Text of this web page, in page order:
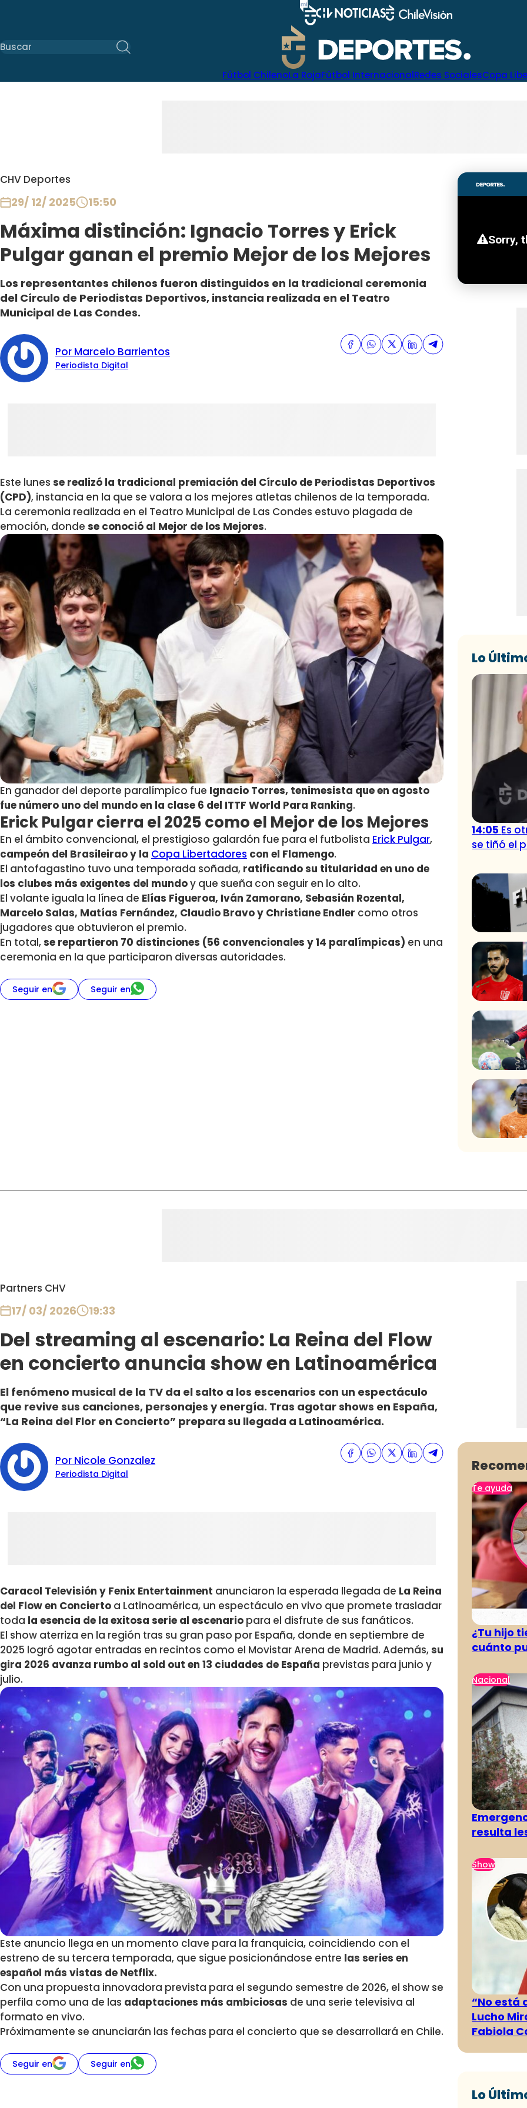
Fútbol ChilenoLa RojaFútbol InternacionalRedes SocialesCopa
CHV Deportes
29/ 12/ 2025 15:50
Máxima distinción: Ignacio Torres y Erick
Pulgar ganan el premio Mejor de los Mejores
Los representantes chilenos fueron distinguidos en la tradicional ceremonia
del Círculo de Periodistas Deportivos, instancia realizada en el Teatro
Municipal de Las Condes.
Por Marcelo Barrientos
Periodista Digital
Este lunes se realizó la tradicional premiación del Círculo de Periodistas Deportivos
(CPD), instancia en la que se valora a los mejores atletas chilenos de la temporada.
La ceremonia realizada en el Teatro Municipal de Las Condes estuvo plagada de
emoción, donde se conoció al Mejor de los Mejores.
En ganador del deporte paralímpico fue Ignacio Torres, tenimesista que en agosto
fue número uno del mundo en la clase 6 del ITTF World Para Ranking.
Erick Pulgar cierra el 2025 como el Mejor de los Mejores
En el ámbito convencional, el prestigioso galardón fue para el futbolista Erick Pulgar,
campeón del Brasileirao y la Copa Libertadores con el Flamengo.
El antofagastino tuvo una temporada soñada, ratificando su titularidad en uno de
los clubes más exigentes del mundoy que sueña con seguir en lo alto.
El volante iguala la línea de Elías Figueroa, Iván Zamorano, Sebasián Rozental,
Marcelo Salas, Matías Fernández, Claudio Bravo y Christiane Endler como otros
jugadores que obtuvieron el premio.
En total,se repartieron 70 distinciones (56 convencionales y 14 paralímpicas) en una
ceremonia en la que participaron diversas autoridades.
Seguir en Seguir en
Lo
14:05 Es
se tiñó el
Partners CHV
17/ 03/ 2026 19:33
Del streaming al escenario: La Reina del Flow
en concierto anuncia show en Latinoamérica
El fenómeno musical de la TV da el salto a los escenarios con un espectáculo
que revive sus canciones, personajes y energía. Tras agotar shows en España,
“La Reina del Flor en Concierto” prepara su llegada a Latinoamérica.
Por Nicole Gonzalez
Periodista Digital
Caracol Televisión y Fenix Entertainment anunciaron la esperada llegada de La Reina
del Flow en Concierto a Latinoamérica, un espectáculo en vivo que promete trasladar
toda la esencia de la exitosa serie al escenario para el disfrute de sus fanáticos.
El show aterriza en la región tras su gran paso por España, donde en septiembre de
2025 logró agotar entradas en recintos como el Movistar Arena de Madrid. Además,su
gira 2026 avanza rumbo al sold out en 13 ciudades de España previstas para junio y
julio.
Este anuncio llega en un momento clave para la franquicia, coincidiendo con el
estreno de su tercera temporada, que sigue posicionándose entre las series en
español más vistas de Netflix.
Con una propuesta innovadora prevista para el segundo semestre de 2026, el show se
perfila como una de las adaptaciones más ambiciosas de una serie televisiva al
formato en vivo.
Próximamente se anunciarán las fechas para el concierto que se desarrollará en Chile.
Seguir en Seguir en
Te ayuda
¿Tu hijo
cuánto
Nacional
resulta
Show
“No está
Lucho
Fabiola
Lo